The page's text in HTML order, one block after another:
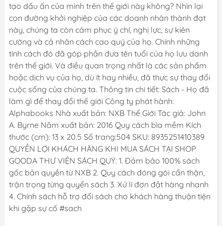
tạo dấu ấn của mình trên thế giới này không? Nhìn lại
con đường khởi nghiệp của các doanh nhân thành đạt
này, chúng ta còn cảm phục ý chí, nghị lực, sự kiên
cường và cả nhân cách cao quý của họ. Chính những
tính cách đó đã góp phần đưa tên tuổi của họ lưu danh
trên thế giới. Và điều quan trọng nhất là các sản phẩm
hoặc dịch vụ của họ, dù ít hay nhiều, đã thực sự thay đổi
cuộc sống của chúng ta. Thông tin chi tiết: Sách - Họ đã
làm gì để thay đổi thế giới Công ty phát hành:
Alphabooks Nhà xuất bản: NXB Thế Giới Tác giả: John
A. Byrne Năm xuất bản: 2016 Quy cách bìa mềm Kích
thước (cm): 13 x 20.5 Số trang:504 SKU: 8935251410389
QUYỀN LỢI KHÁCH HÀNG KHI MUA SÁCH TẠI SHOP
GOODA THƯ VIỆN SÁCH QUÝ: 1. Đảm bảo 100% sách
gốc bản quyền từ NXB 2. Quy cách đóng gói cẩn thận,
trận trọng từng quyển sách 3. Xử lí đơn đặt hàng nhanh
4. Chính sách hỗ trợ đổi sách cho khách hàng thuận tiện
khi gặp sự cố #sach